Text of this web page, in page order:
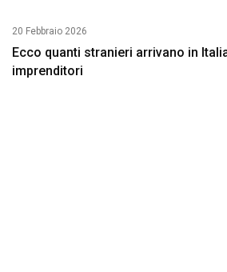
20 Febbraio 2026
Ecco quanti stranieri arrivano in
imprenditori